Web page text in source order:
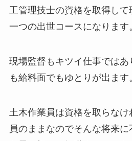
工管理技士の資格を取得し
一つの出世コースになります
現場監督もキツイ仕事では
も給料面でもゆとりが出ます
土木作業員は資格を取らな
員のままなのでそんな将来